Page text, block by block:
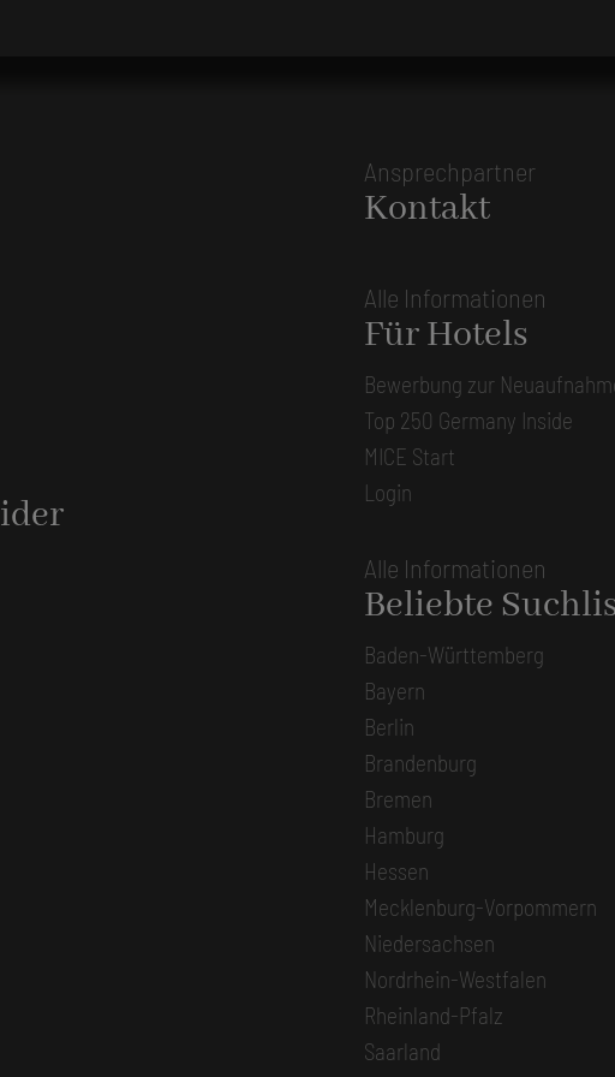
Ansprechpartner
Kontakt
Alle Informationen
Für Hotels
Bewerbung zur
Top 250 Germany Inside
MICE Start
Login
Alle Informationen
Beliebte
Baden-Württemberg
Bayern
Berlin
Brandenburg
Bremen
Hamburg
Hessen
Mecklenburg-Vorpommern
Niedersachsen
Nordrhein-Westfalen
Rheinland-Pfalz
Saarland